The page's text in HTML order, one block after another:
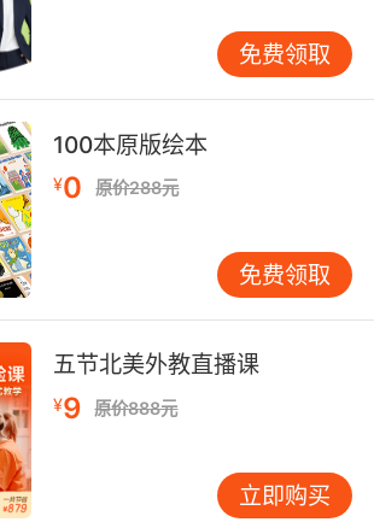
习经验分享第三点、调动身体各
语
有非常明显的直观性的，一般来
、视觉以及触觉就可以感受到客
那么在此基础上就可以靠“直觉”
以做一些动手动脑的小游戏，让
到英语的学习中来，这样学习的
。
习经验分享最后一点就是循序渐
学习不可能是一蹴而就的，所以
单的开始慢慢学起，持之以恒才
免费领取
100本原版绘本
¥0 原价288元
免费领取
五节北美外教直播课
¥9 原价888元
立即购买